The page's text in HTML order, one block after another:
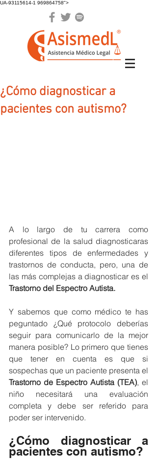
UA-93115614-1 969864758">
¿Cómo diagnosticar a
pacientes con autismo?
A lo largo de tu carrera como
profesional de la salud diagnosticaras
diferentes tipos de enfermedades y
trastornos de conducta, pero, una de
Trastorno del Espectro Autista.
Y sabemos que como médico te has
peguntado ¿Qué protocolo deberías
seguir para comunicarlo de la mejor
manera posible? Lo primero que tienes
que tener en cuenta es que si
Trastorno de Espectro Autista (TEA), el
niño necesitará una evaluación
completa y debe ser referido para
poder ser intervenido.
¿Cómo diagnosticar a
pacientes con autismo?